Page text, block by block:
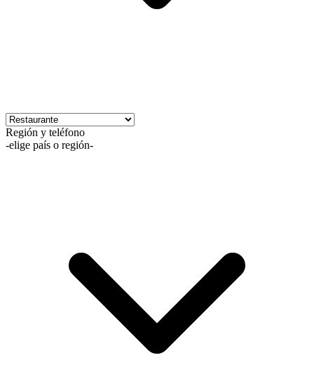
Región y teléfono
-elige país o región-